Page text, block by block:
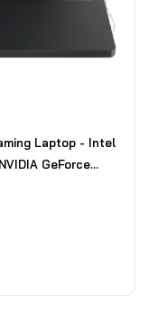
Laptop - Intel
GeForce